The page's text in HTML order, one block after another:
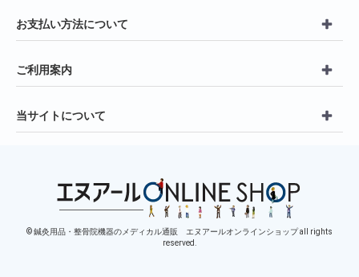
お支払い方法について
ご利用案内
当サイトについて
© 鍼灸用品・整骨院機器のメディカル通販 エヌアールオンラインショップ all rights
reserved.